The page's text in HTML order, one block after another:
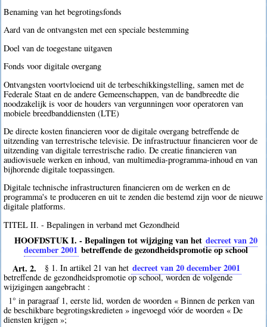
Benaming van het begrotingsfonds
Aard van de ontvangsten met een speciale bestemming
Doel van de toegestane uitgaven
Fonds voor digitale overgang
Ontvangsten voortvloeiend uit de terbeschikkingstelling, samen met de
Federale Staat en de andere Gemeenschappen, van de bandbreedte die
noodzakelijk is voor de houders van vergunningen voor operatoren van
mobiele breedbanddiensten (LTE)
De directe kosten financieren voor de digitale overgang betreffende de
uitzending van terrestrische televisie. De infrastructuur financieren voor de
uitzending van digitale terrestrische radio. De creatie financieren van
audiovisuele werken en inhoud, van multimedia-programma-inhoud en van
bijhorende digitale toepassingen.
Digitale technische infrastructuren financieren om de werken en de
programma's te produceren en uit te zenden die bestemd zijn voor de nieuwe
digitale platforms.
TITEL II. - Bepalingen in verband met Gezondheid
HOOFDSTUK I. - Bepalingen tot wijziging van het decreet van 20
december 2001 betreffende de gezondheidspromotie op school
Art. 2.
§ 1. In artikel 21 van het decreet van 20 december 2001
betreffende de gezondheidspromotie op school, worden de volgende
wijzigingen aangebracht :
1° in paragraaf 1, eerste lid, worden de woorden « Binnen de perken van
de beschikbare begrotingskredieten » ingevoegd vóór de woorden « De
diensten krijgen »;